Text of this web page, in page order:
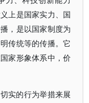
上是国家实力、国
，是以国家制度为
传统等的传播。它
家形象体系中，价
实的行为举措来展